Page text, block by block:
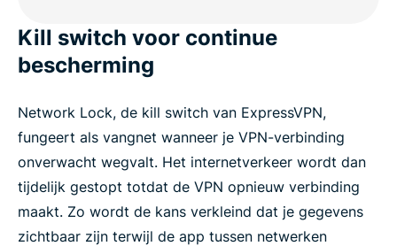
Kill switch voor continue
bescherming
Network Lock, de kill switch van ExpressVPN,
fungeert als vangnet wanneer je VPN-verbinding
onverwacht wegvalt. Het internetverkeer wordt dan
tijdelijk gestopt totdat de VPN opnieuw verbinding
maakt. Zo wordt de kans verkleind dat je gegevens
zichtbaar zijn terwijl de app tussen netwerken